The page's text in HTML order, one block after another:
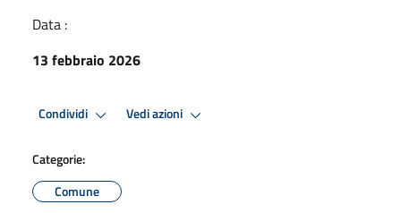
Data :
13 febbraio 2026
Condividi Vedi azioni
Categorie:
Comune